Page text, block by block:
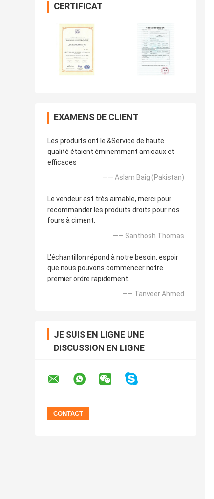
CERTIFICAT
EXAMENS DE CLIENT
Les produits ont le &Service de haute
qualité étaient éminemment amicaux et
efficaces
—— Aslam Baig (Pakistan)
Le vendeur est très aimable, merci pour
recommander les produits droits pour nos
fours à ciment.
—— Santhosh Thomas
L'échantillon répond à notre besoin, espoir
que nous pouvons commencer notre
premier ordre rapidement.
—— Tanveer Ahmed
JE SUIS EN LIGNE UNE
DISCUSSION EN LIGNE